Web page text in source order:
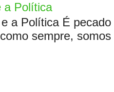
a Política
a Política É
sempre,